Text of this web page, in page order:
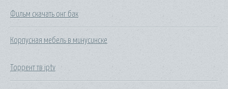
Фильм скачать онг бак
Корпусная мебель в минусинске
Торрент тв iptv